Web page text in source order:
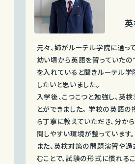
元々、姉がルーテル学院に通っ
幼い頃から英語を習っていたの
を入れていると聞きルーテル
したいと思いました。
入学後、こつこつと勉強し、英
とができました。 学校の英語の
ら丁寧に教えていただき、分か
問しやすい環境が整っています。
また、英検対策の問題演習や
むことで、試験の形式に慣れる